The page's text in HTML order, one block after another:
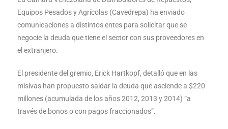
Equipos Pesados y Agrícolas (Cavedrepa) ha enviado
comunicaciones a distintos entes para solicitar que se
negocie la deuda que tiene el sector con sus proveedores en
el extranjero.
El presidente del gremio, Erick Hartkopf, detalló que en las
misivas han propuesto saldar la deuda que asciende a $220
millones (acumulada de los años 2012, 2013 y 2014) “a
través de bonos o con pagos fraccionados”.